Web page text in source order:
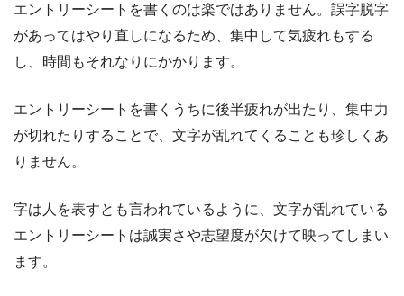
エントリーシートを書くのは楽ではありません。誤字脱字
があってはやり直しになるため、集中して気疲れもする
し、時間もそれなりにかかります。
エントリーシートを書くうちに後半疲れが出たり、集中力
が切れたりすることで、文字が乱れてくることも珍しくあ
りません。
字は人を表すとも言われているように、文字が乱れている
エントリーシートは誠実さや志望度が欠けて映ってしまい
ます。